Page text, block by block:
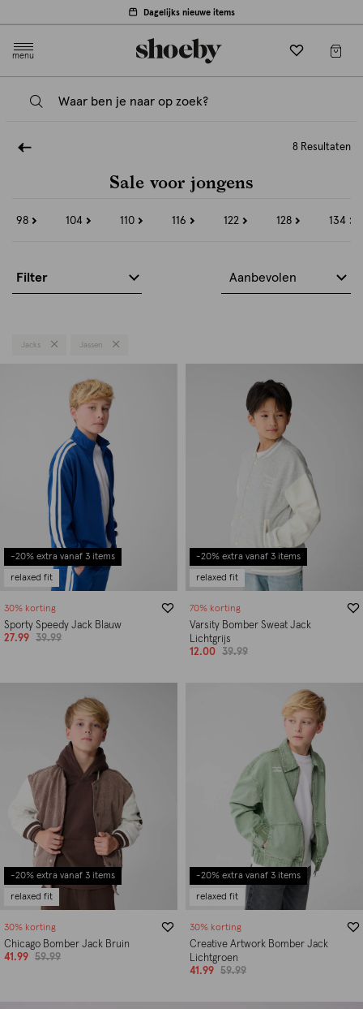
Dagelijks nieuwe items
menu
8 Resultaten
Sale voor jongens
98
Refine
104
Refine
110
Refine
116
Refine
122
Refine
128
Refine
134
Refine
Filter Aanbevolen
Jacks Jassen
-20% extra vanaf 3 items
relaxed fit
30% korting
Sporty Speedy Jack Blauw
27.99
39.99
-20% extra vanaf 3 items
relaxed fit
70% korting
Varsity Bomber Sweat Jack
Lichtgrijs
12.00
39.99
-20% extra vanaf 3 items
relaxed fit
30% korting
Chicago Bomber Jack Bruin
41.99
59.99
-20% extra vanaf 3 items
relaxed fit
30% korting
Creative Artwork Bomber Jack
Lichtgroen
41.99
59.99